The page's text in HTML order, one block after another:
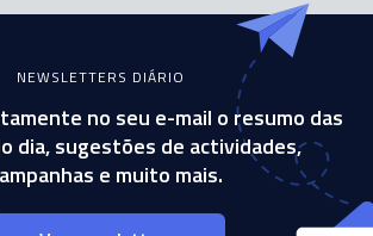
NEWSLETTERS DIÁRIO
no seu e-mail o resumo das
dia, sugestões de actividades,
e muito mais.